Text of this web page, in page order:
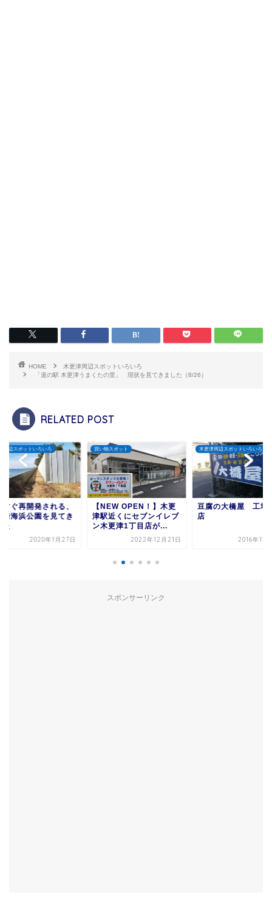
HOME
木更津周辺スポットいろいろ
「道の駅 木更津うまくたの里」 現状を見てきました（8/26）
RELATED POST
周辺スポットいろいろ
すぐ再開発される、
崎海浜公園を見てき
た
2020年1月27日
買い物スポット
【NEW OPEN！】木更
津駅近くにセブンイレブ
ン木更津1丁目店が...
2022年12月21日
木更津周辺スポットいろいろ
豆腐の大橋屋 工場
店
2016年12
スポンサーリンク